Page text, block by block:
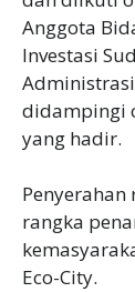
Anggota
Investasi
didampingi
yang hadir.
rangka
Eco-City.